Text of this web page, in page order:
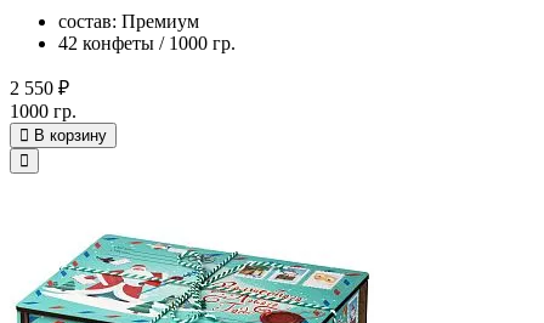
состав: Премиум
42 конфеты / 1000 гр.
2 550 ₽
1000 гр.
В корзину